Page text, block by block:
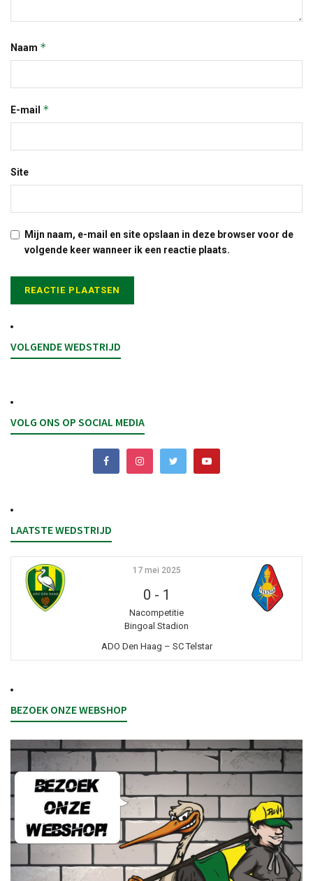
Naam *
E-mail *
Site
Mijn naam, e-mail en site opslaan in deze browser voor de
volgende keer wanneer ik een reactie plaats.
VOLGENDE WEDSTRIJD
VOLG ONS OP SOCIAL MEDIA
LAATSTE WEDSTRIJD
17 mei 2025
0 - 1
Nacompetitie
Bingoal Stadion
ADO Den Haag – SC Telstar
BEZOEK ONZE WEBSHOP